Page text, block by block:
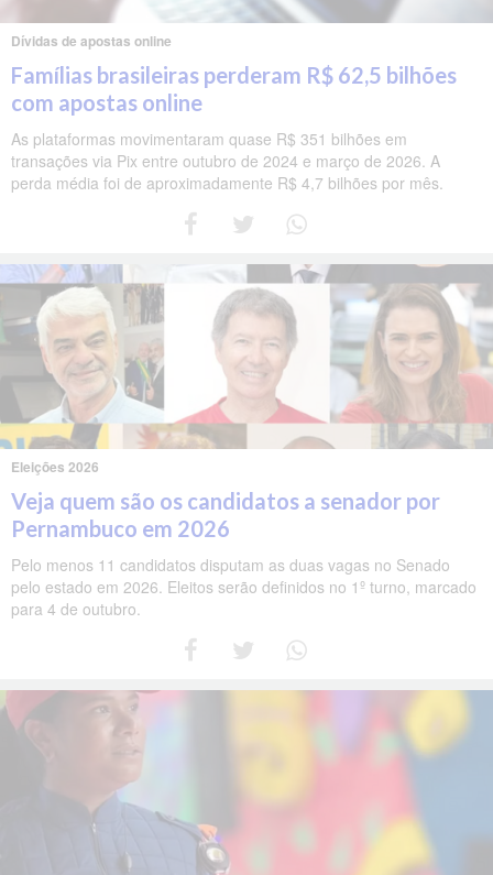
Dívidas de apostas online
Famílias brasileiras perderam R$ 62,5 bilhões
com apostas online
As plataformas movimentaram quase R$ 351 bilhões em
transações via Pix entre outubro de 2024 e março de 2026. A
perda média foi de aproximadamente R$ 4,7 bilhões por mês.
Eleições 2026
Veja quem são os candidatos a senador por
Pernambuco em 2026
Pelo menos 11 candidatos disputam as duas vagas no Senado
pelo estado em 2026. Eleitos serão definidos no 1º turno, marcado
para 4 de outubro.